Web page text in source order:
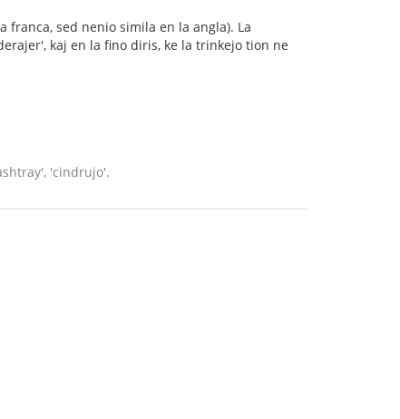
sed nenio simila en la angla). La
kaj en la fino diris, ke la trinkejo tion ne
'cindrujo'.